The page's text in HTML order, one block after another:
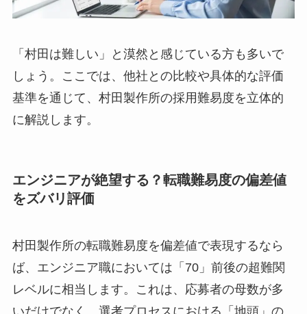
「村田は難しい」と漠然と感じている方も多いで
しょう。ここでは、他社との比較や具体的な評価
基準を通じて、村田製作所の採用難易度を立体的
に解説します。
エンジニアが絶望する？転職難易度の偏差値
をズバリ評価
村田製作所の転職難易度を偏差値で表現するなら
ば、エンジニア職においては「70」前後の超難関
レベルに相当します。これは、応募者の母数が多